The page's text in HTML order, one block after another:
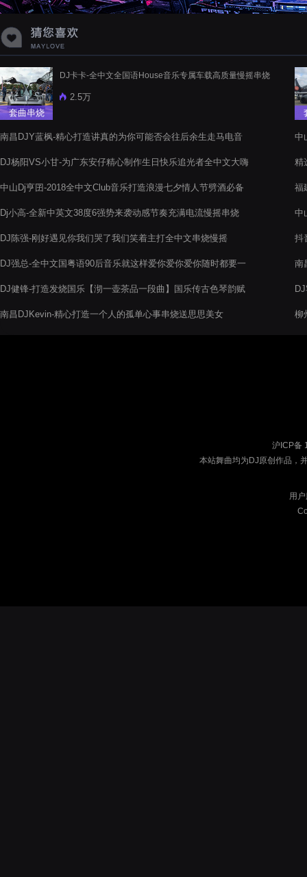
套曲串烧
DJ卡卡-全中文全国语House音乐专属车载高质量慢摇串烧
2.5万
南昌DJY蓝枫-精心打造讲真的为你可能否会往后余生走马电音
DJ杨阳VS小甘-为广东安仔精心制作生日快乐追光者全中文大嗨
中山Dj亨囝-2018全中文Club音乐打造浪漫七夕情人节劈酒必备
Dj小高-全新中英文38度6强势来袭动感节奏充满电流慢摇串烧
DJ陈强-刚好遇见你我们哭了我们笑着主打全中文串烧慢摇
DJ强总-全中文国粤语90后音乐就这样爱你爱你爱你随时都要一
DJ健锋-打造发烧国乐【沏一壶茶品一段曲】国乐传古色琴韵赋
南昌DJKevin-精心打造一个人的孤单心事串烧送思思美女
中
精
福
中
抖
风
南
柳
沪ICP备
本站舞曲均为DJ原创作品，
用